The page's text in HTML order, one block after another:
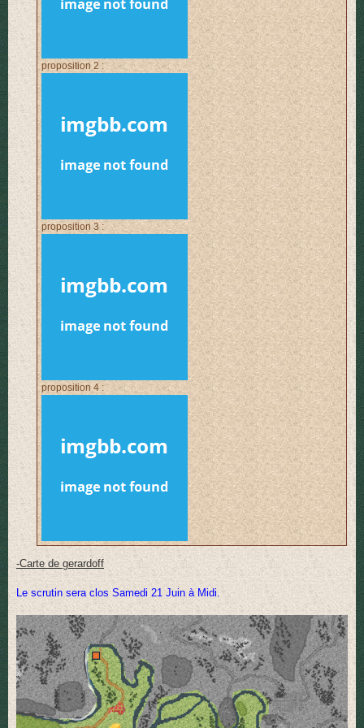
proposition 2 :
proposition 3 :
proposition 4 :
-Carte de gerardoff
Le scrutin sera clos Samedi 21 Juin à Midi.